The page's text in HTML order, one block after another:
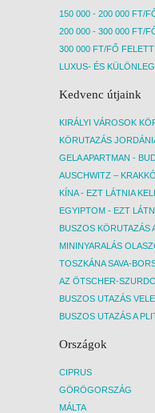
300 000 FT/FŐ FELETT
Kedvenc útjaink
Országok
CIPRUS
GÖRÖGORSZÁG
MÁLTA